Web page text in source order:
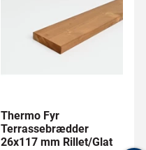
Thermo Fyr
Terrassebrædder
26x117 mm Rillet/Glat